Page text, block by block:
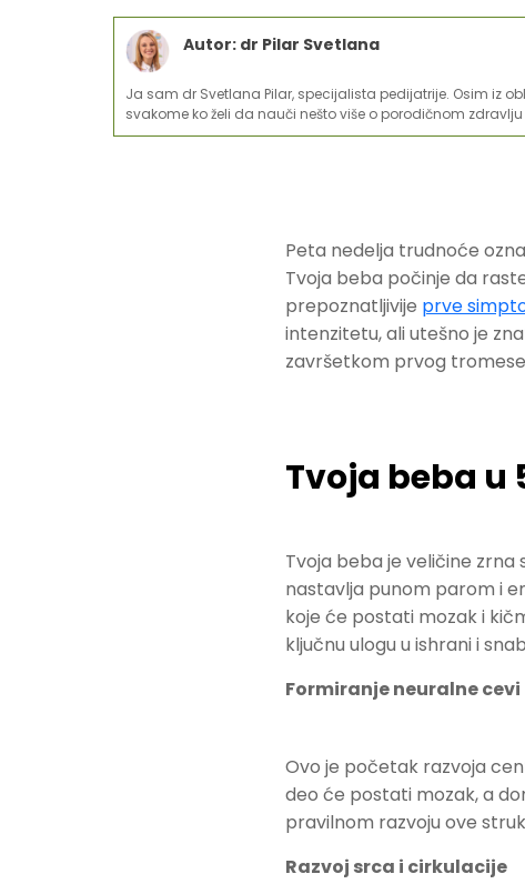
Autor: dr Pilar Svetlana
Ja sam dr Svetlana Pilar, specijalista pedijatrije. Osim iz
svakome ko želi da nauči nešto više o porodičnom
Peta nedelja trudnoće
Tvoja beba počinje da
prepoznatljivije prve
intenzitetu, ali utešno je
završetkom prvog
Tvoja beba u
Tvoja beba je veličine
nastavlja punom parom i
koje će postati mozak i
ključnu ulogu u ishrani i
Formiranje neuralne cevi
Ovo je početak razvoja
deo će postati mozak, a
pravilnom razvoju ove
Razvoj srca i cirkulacije